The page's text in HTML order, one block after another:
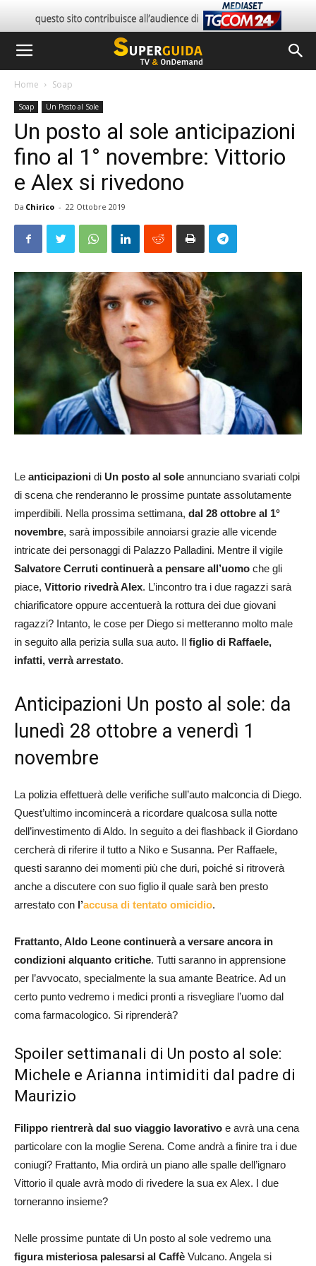
Home Soap
Soap Un Posto al Sole
Un posto al sole anticipazioni
fino al 1° novembre: Vittorio
e Alex si rivedono
Da Chirico - 22 Ottobre 2019
Le anticipazioni di Un posto al sole annunciano svariati colpi
di scena che renderanno le prossime puntate assolutamente
imperdibili. Nella prossima settimana, dal 28 ottobre al 1°
novembre, sarà impossibile annoiarsi grazie alle vicende
intricate dei personaggi di Palazzo Palladini. Mentre il vigile
Salvatore Cerruti continuerà a pensare all’uomo che gli
piace, Vittorio rivedrà Alex. L’incontro tra i due ragazzi sarà
chiarificatore oppure accentuerà la rottura dei due giovani
ragazzi? Intanto, le cose per Diego si metteranno molto male
in seguito alla perizia sulla sua auto. Il figlio di Raffaele,
infatti, verrà arrestato.
Anticipazioni Un posto al sole: da
lunedì 28 ottobre a venerdì 1
novembre
La polizia effettuerà delle verifiche sull’auto malconcia di Diego.
Quest’ultimo incomincerà a ricordare qualcosa sulla notte
dell’investimento di Aldo. In seguito a dei flashback il Giordano
cercherà di riferire il tutto a Niko e Susanna. Per Raffaele,
questi saranno dei momenti più che duri, poiché si ritroverà
anche a discutere con suo figlio il quale sarà ben presto
arrestato con l’accusa di tentato omicidio.
Frattanto, Aldo Leone continuerà a versare ancora in
condizioni alquanto critiche. Tutti saranno in apprensione
per l’avvocato, specialmente la sua amante Beatrice. Ad un
certo punto vedremo i medici pronti a risvegliare l’uomo dal
coma farmacologico. Si riprenderà?
Spoiler settimanali di Un posto al sole:
Michele e Arianna intimiditi dal padre di
Maurizio
Filippo rientrerà dal suo viaggio lavorativo e avrà una cena
particolare con la moglie Serena. Come andrà a finire tra i due
coniugi? Frattanto, Mia ordirà un piano alle spalle dell’ignaro
Vittorio il quale avrà modo di rivedere la sua ex Alex. I due
torneranno insieme?
Nelle prossime puntate di Un posto al sole vedremo una
figura misteriosa palesarsi al Caffè Vulcano. Angela si